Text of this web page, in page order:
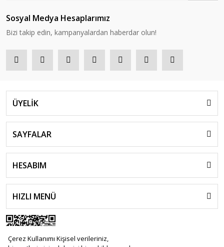
Çerez Kullanımı Kişisel verileriniz,
Sosyal Medya Hesaplarımız
Bizi takip edin, kampanyalardan haberdar olun!
ÜYELİK
SAYFALAR
HESABIM
HIZLI MENÜ